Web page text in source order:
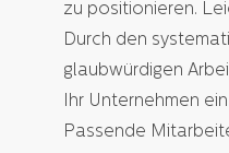
zu positionieren.
Durch den
glaubwürdigen
Ihr Unternehmen
Passende